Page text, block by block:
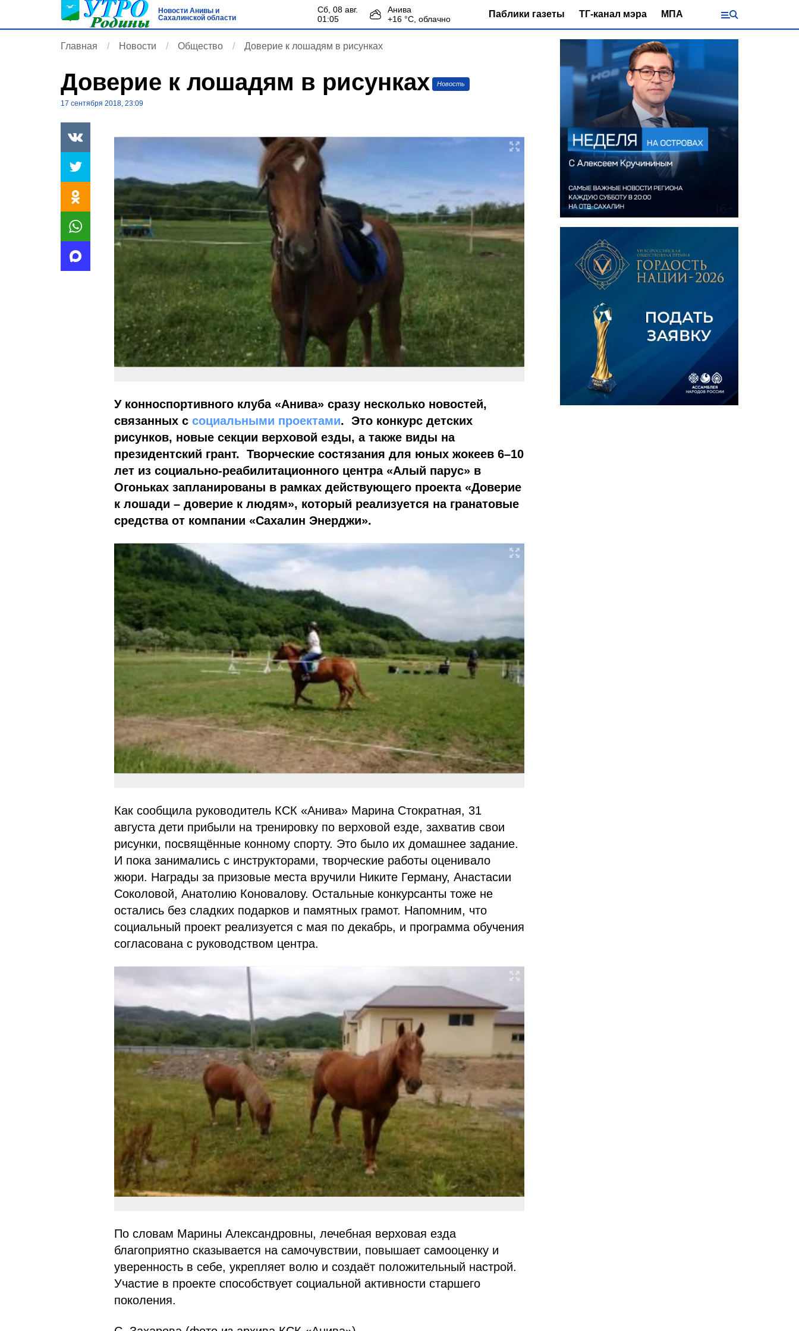
Новости Анивы и
Сахалинской области
сб, 08 авг.
01:05
Анива
+16 °С, облачно Паблики газеты ТГ-канал мэра МПА
Главная Новости Общество Доверие к лошадям в рисунках
Доверие к лошадям в рисунках Новость
17 сентября 2018, 23:09
У конноспортивного клуба «Анива» сразу несколько новостей,
связанных с социальными проектами. Это конкурс детских
рисунков, новые секции верховой езды, а также виды на
президентский грант. Творческие состязания для юных жокеев 6–10
лет из социально-реабилитационного центра «Алый парус» в
Огоньках запланированы в рамках действующего проекта «Доверие
к лошади – доверие к людям», который реализуется на гранатовые
средства от компании «Сахалин Энерджи».
Как сообщила руководитель КСК «Анива» Марина Стократная, 31
августа дети прибыли на тренировку по верховой езде, захватив свои
рисунки, посвящённые конному спорту. Это было их домашнее задание.
И пока занимались с инструкторами, творческие работы оценивало
жюри. Награды за призовые места вручили Никите Герману, Анастасии
Соколовой, Анатолию Коновалову. Остальные конкурсанты тоже не
остались без сладких подарков и памятных грамот. Напомним, что
социальный проект реализуется с мая по декабрь, и программа обучения
согласована с руководством центра.
По словам Марины Александровны, лечебная верховая езда
благоприятно сказывается на самочувствии, повышает самооценку и
уверенность в себе, укрепляет волю и создаёт положительный настрой.
Участие в проекте способствует социальной активности старшего
поколения.